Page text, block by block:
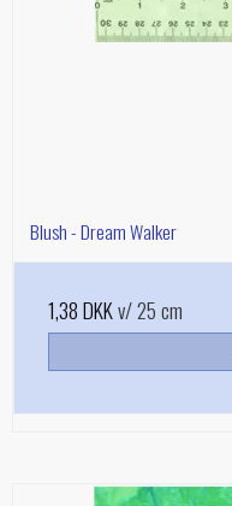
Blush - Dream Walker
1,38 DKKv/ 25 cm